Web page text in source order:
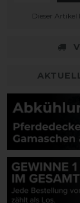
Dieser Artikel